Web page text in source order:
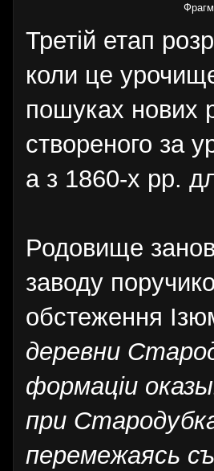
Третій етап
коли це
пошуках нових
створеного за
а з 1860-х рр.
Родовище
заводу
обстеження
деревни
формаціи
при
перемежаясь